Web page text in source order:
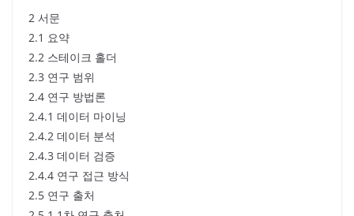
2 서문
2.1 요약
2.2 스테이크 홀더
2.3 연구 범위
2.4 연구 방법론
2.4.1 데이터 마이닝
2.4.2 데이터 분석
2.4.3 데이터 검증
2.4.4 연구 접근 방식
2.5 연구 출처